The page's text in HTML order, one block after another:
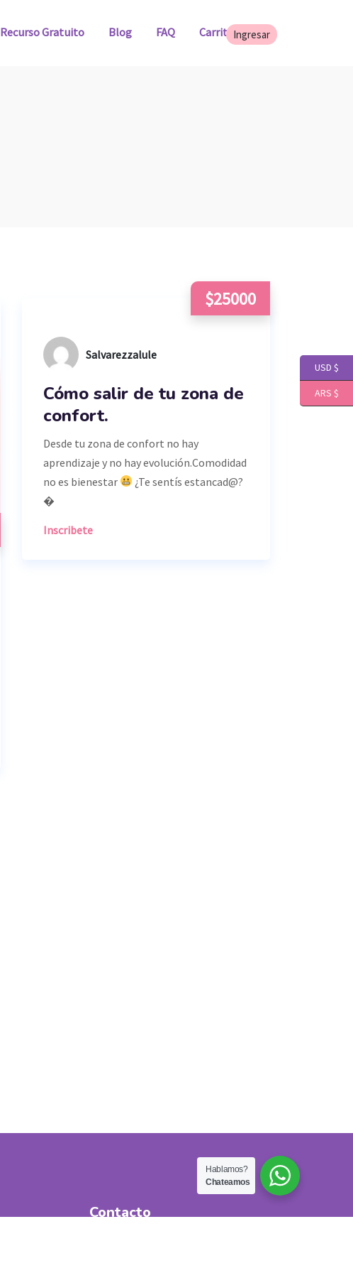
Recurso Gratuito Blog FAQ Carrito
$25000
Salvarezzalule
Cómo salir de tu zona de
confort.
Desde tu zona de confort no hay
aprendizaje y no hay evolución.Comodidad
no es bienestar
¿Te sentís estancad@?
�
Inscribete
Contacto
USD $
ARS $
Hablamos?
Chateamos